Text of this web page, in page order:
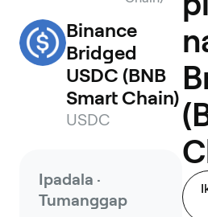
Binance
Bridged
USDC (BNB
Smart Chain)
USDC
Ipadala ·
Tumanggap